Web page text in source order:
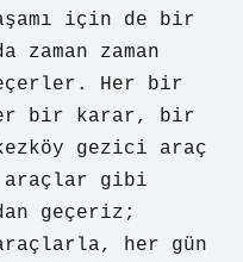
için de bir
zaman
Her bir
bir karar, bir
gezici araç
araçlar gibi
geçeriz;
her gün